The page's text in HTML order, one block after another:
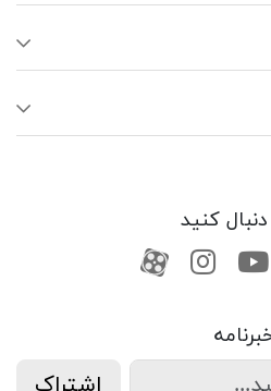
دنبال کنید
یوتیوبکانال آپارات
کانال آپارات